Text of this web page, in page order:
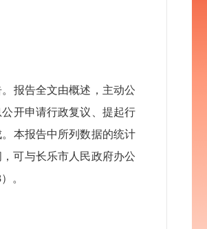
报告全文由概述，主动公
开申请行政复议、提起行
本报告中所列数据的统计
可与长乐市人民政府办公
。